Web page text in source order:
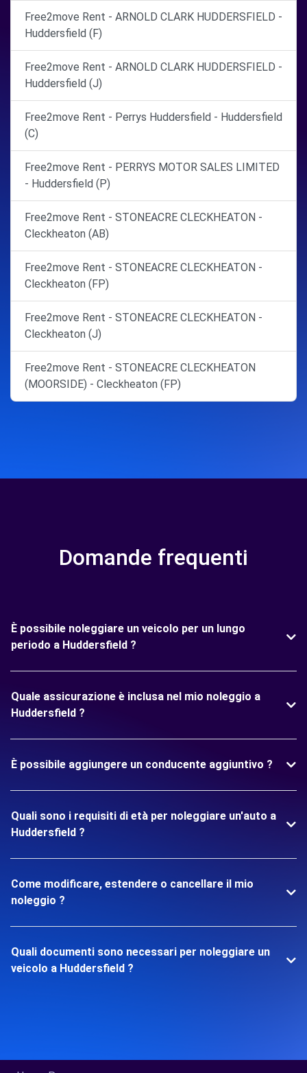
Free2move Rent - ARNOLD CLARK HUDDERSFIELD -
Huddersfield (F)
Free2move Rent - ARNOLD CLARK HUDDERSFIELD -
Huddersfield (J)
Free2move Rent - Perrys Huddersfield - Huddersfield
(C)
Free2move Rent - PERRYS MOTOR SALES LIMITED
- Huddersfield (P)
Free2move Rent - STONEACRE CLECKHEATON -
Cleckheaton (AB)
Free2move Rent - STONEACRE CLECKHEATON -
Cleckheaton (FP)
Free2move Rent - STONEACRE CLECKHEATON -
Cleckheaton (J)
Free2move Rent - STONEACRE CLECKHEATON
(MOORSIDE) - Cleckheaton (FP)
Domande frequenti
È possibile noleggiare un veicolo per un lungo
periodo a Huddersfield ?
Quale assicurazione è inclusa nel mio noleggio a
Huddersfield ?
È possibile aggiungere un conducente aggiuntivo ?
Quali sono i requisiti di età per noleggiare un'auto a
Huddersfield ?
Come modificare, estendere o cancellare il mio
noleggio ?
Quali documenti sono necessari per noleggiare un
veicolo a Huddersfield ?